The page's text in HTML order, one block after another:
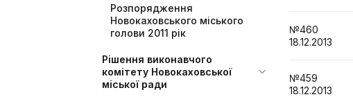
Розпорядження
Новокаховського міського
голови 2011 рік
Рішення виконавчого
комітету Новокаховської
міської ради
№460
18.12.2013
№459
18.12.2013